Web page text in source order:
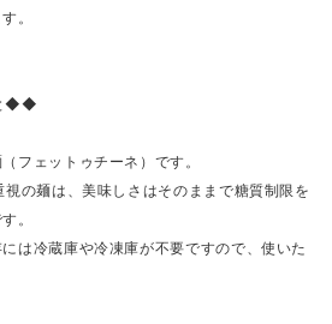
。
◆◆
フェットゥチーネ）です。
の麺は、美味しさはそのままで糖質制限を
。
は冷蔵庫や冷凍庫が不要ですので、使いた